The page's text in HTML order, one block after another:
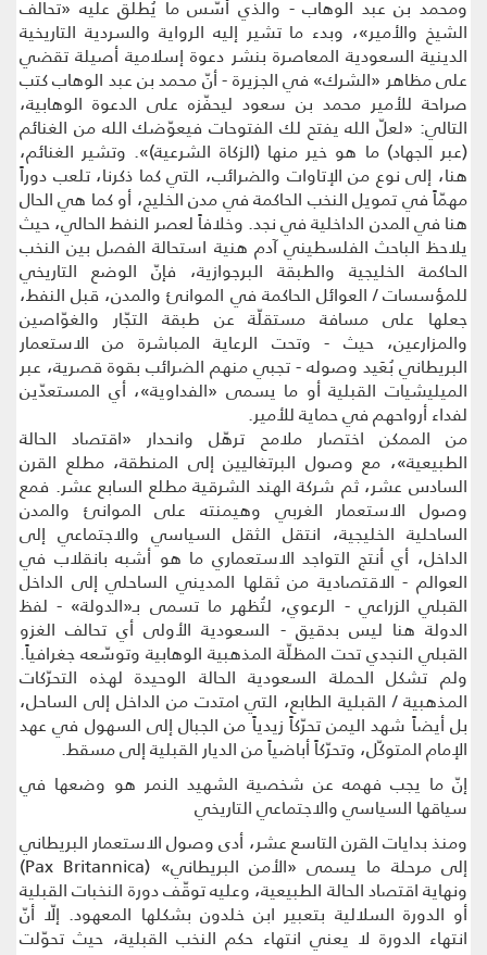
ومحمد بن عبد الوهاب - والذي أسّس ما يُطلق عليه «تحالف
الشيخ والأمير»، وبدء ما تشير إليه الرواية والسردية التاريخية
الدينية السعودية المعاصرة بنشر دعوة إسلامية أصيلة تقضي
على مظاهر «الشرك» في الجزيرة - أنّ محمد بن عبد الوهاب كتب
صراحة للأمير محمد بن سعود ليحفّزه على الدعوة الوهابية،
التالي: «لعلّ الله يفتح لك الفتوحات فيعوّضك الله من الغنائم
(عبر الجهاد) ما هو خير منها (الزكاة الشرعية)». وتشير الغنائم،
هنا، إلى نوع من الإتاوات والضرائب، التي كما ذكرنا، تلعب دوراً
مهمّاً في تمويل النخب الحاكمة في مدن الخليج، أو كما هي الحال
هنا في المدن الداخلية في نجد. وخلافاً لعصر النفط الحالي، حيث
يلاحظ الباحث الفلسطيني آدم هنية استحالة الفصل بين النخب
الحاكمة الخليجية والطبقة البرجوازية، فإنّ الوضع التاريخي
للمؤسسات / العوائل الحاكمة في الموانئ والمدن، قبل النفط،
جعلها على مسافة مستقلّة عن طبقة التجّار والغوّاصين
والمزارعين، حيث - وتحت الرعاية المباشرة من الاستعمار
البريطاني بُعَيد وصوله - تجبي منهم الضرائب بقوة قصرية، عبر
الميليشيات القبلية أو ما يسمى «الفداوية»، أي المستعدّين
لفداء أرواحهم في حماية للأمير.
من الممكن اختصار ملامح ترهّل وانحدار «اقتصاد الحالة
الطبيعية»، مع وصول البرتغاليين إلى المنطقة، مطلع القرن
السادس عشر، ثم شركة الهند الشرقية مطلع السابع عشر. فمع
وصول الاستعمار الغربي وهيمنته على الموانئ والمدن
الساحلية الخليجية، انتقل الثقل السياسي والاجتماعي إلى
الداخل، أي أنتج التواجد الاستعماري ما هو أشبه بانقلاب في
العوالم - الاقتصادية من ثقلها المديني الساحلي إلى الداخل
القبلي الزراعي - الرعوي، لتُظهر ما تسمى بـ«الدولة» - لفظ
الدولة هنا ليس بدقيق - السعودية الأولى أي تحالف الغزو
القبلي النجدي تحت المظلّة المذهبية الوهابية وتوسّعه جغرافياً.
ولم تشكل الحملة السعودية الحالة الوحيدة لهذه التحرّكات
المذهبية / القبلية الطابع، التي امتدت من الداخل إلى الساحل،
بل أيضاً شهد اليمن تحرّكاً زيدياً من الجبال إلى السهول في عهد
الإمام المتوكّل، وتحرّكاً أباضياً من الديار القبلية إلى مسقط.
إنّ ما يجب فهمه عن شخصية الشهيد النمر هو وضعها في
سياقها السياسي والاجتماعي التاريخي
ومنذ بدايات القرن التاسع عشر، أدى وصول الاستعمار البريطاني
إلى مرحلة ما يسمى «الأمن البريطاني» (Pax Britannica)
ونهاية اقتصاد الحالة الطبيعية، وعليه توقّف دورة النخبات القبلية
أو الدورة السلالية بتعبير ابن خلدون بشكلها المعهود. إلّا أنّ
انتهاء الدورة لا يعني انتهاء حكم النخب القبلية، حيث تحوّلت